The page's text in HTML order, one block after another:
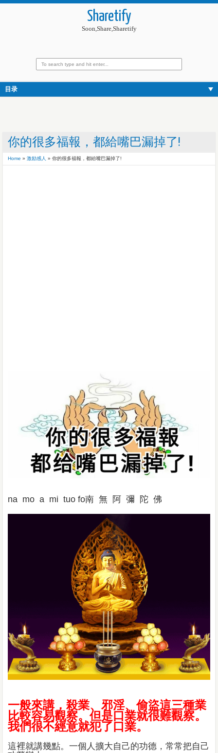
Sharetify
Soon,Share,Sharetify
目录
你的很多福報，都給嘴巴漏掉了!
Home » 激励感人 » 你的很多福報，都給嘴巴漏掉了!
na mo a mi tuo fo南 無 阿 彌 陀 佛
一般來講，殺業、邪淫、偷盜這三種業
比較容易觀察。但是口業就很難觀察。
我們很不經意就犯了口業。
這裡就講幾點。一個人擴大自己的功德，常常把自己